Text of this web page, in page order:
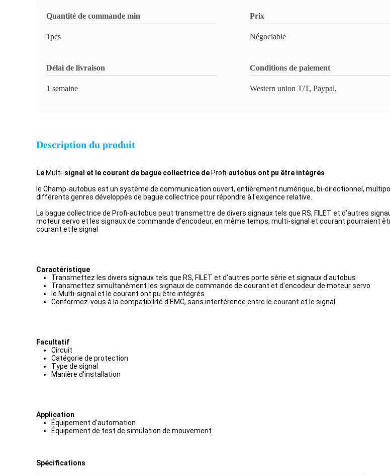
Quantité de commande min
1pcs
Prix
Négociable
Délai de livraison
1 semaine
Conditions de paiement
Western union T/T, Paypal,
Description du produit
Le Multi-signal et le courant de bague collectrice de Profi-autobus ont pu être intégrés
le Champ-autobus est un système de communication ouvert, entièrement numérique, bi-directionnel,
différents genres développés de bague collectrice pour répondre à l'exigence relative.
La bague collectrice de Profi-autobus peut transmettre de divers signaux tels que RS, FILET et d'autres
moteur servo et les signaux de commande d'encodeur, en même temps, multi-signal et courant pourraient
courant et le signal
Caractéristique
Transmettez les divers signaux tels que RS, FILET et d'autres porte série et signaux d'autobus
Transmettez simultanément les signaux de commande de courant et d'encodeur de moteur servo
le Multi-signal et le courant ont pu être intégrés
Conformez-vous à la compatibilité d'EMC, sans interférence entre le courant et le signal
Facultatif
Circuit
Catégorie de protection
Type de signal
Manière d'installation
Application
Équipement d'automation
Équipement de test de simulation de mouvement
Spécifications